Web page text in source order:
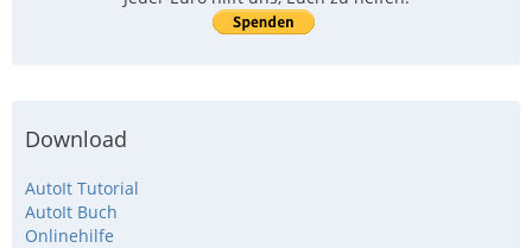
Download
AutoIt Tutorial
AutoIt Buch
Onlinehilfe